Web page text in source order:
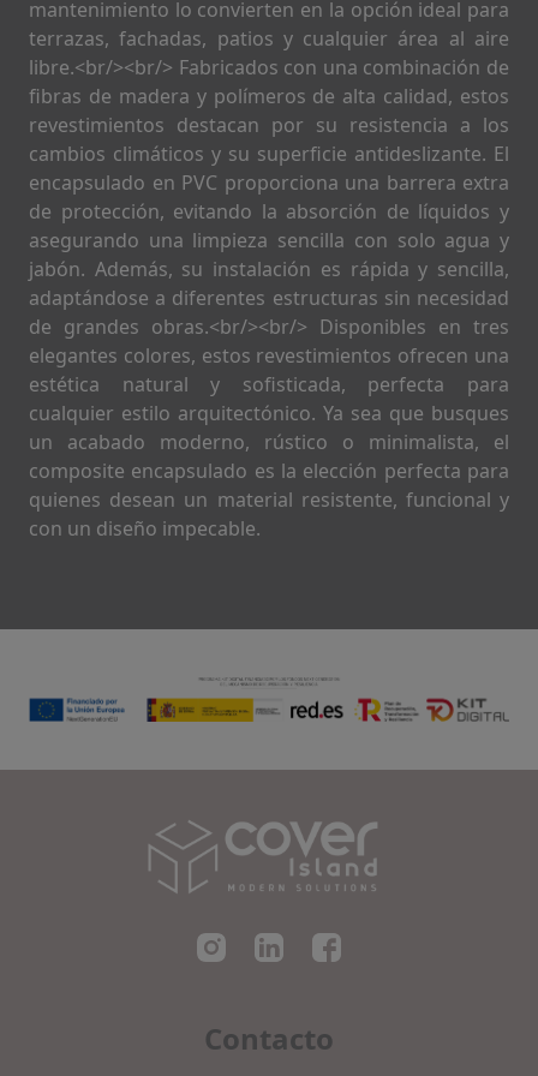
mantenimiento lo convierten en la opción ideal para
terrazas, fachadas, patios y cualquier área al aire
libre.<br/><br/> Fabricados con una combinación de
fibras de madera y polímeros de alta calidad, estos
revestimientos destacan por su resistencia a los
cambios climáticos y su superficie antideslizante. El
encapsulado en PVC proporciona una barrera extra
de protección, evitando la absorción de líquidos y
asegurando una limpieza sencilla con solo agua y
jabón. Además, su instalación es rápida y sencilla,
adaptándose a diferentes estructuras sin necesidad
de grandes obras.<br/><br/> Disponibles en tres
elegantes colores, estos revestimientos ofrecen una
estética natural y sofisticada, perfecta para
cualquier estilo arquitectónico. Ya sea que busques
un acabado moderno, rústico o minimalista, el
composite encapsulado es la elección perfecta para
quienes desean un material resistente, funcional y
con un diseño impecable.
Contacto